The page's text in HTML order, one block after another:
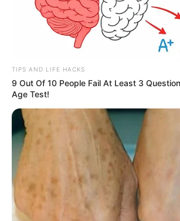
TIPS AND LIFE HACKS
9 Out Of 10 People Fail At Least 3
Age Test!